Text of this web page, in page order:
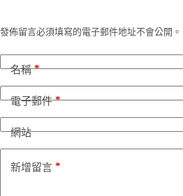
發佈留言必須填寫的電子郵件地址不會公開。
名稱*
電子郵件*
網站
新增留言 *